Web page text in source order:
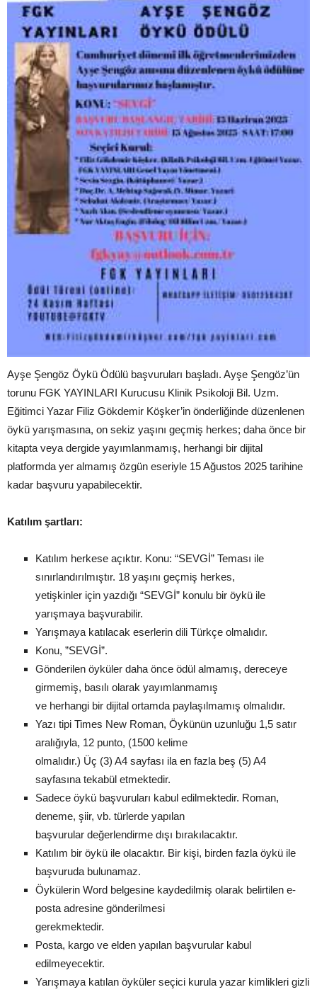
Ayşe Şengöz Öykü Ödülü başvuruları başladı. Ayşe Şengöz’ün
torunu FGK YAYINLARI Kurucusu Klinik Psikoloji Bil. Uzm.
Eğitimci Yazar Filiz Gökdemir Köşker’in önderliğinde düzenlenen
öykü yarışmasına, on sekiz yaşını geçmiş herkes; daha önce bir
kitapta veya dergide yayımlanmamış, herhangi bir dijital
platformda yer almamış özgün eseriyle 15 Ağustos 2025 tarihine
kadar başvuru yapabilecektir.
Katılım şartları:
Katılım herkese açıktır. Konu: “SEVGİ” Teması ile
sınırlandırılmıştır. 18 yaşını geçmiş herkes,
yetişkinler için yazdığı “SEVGİ” konulu bir öykü ile
yarışmaya başvurabilir.
Yarışmaya katılacak eserlerin dili Türkçe olmalıdır.
Konu, ”SEVGİ”.
Gönderilen öyküler daha önce ödül almamış, dereceye
girmemiş, basılı olarak yayımlanmamış
ve herhangi bir dijital ortamda paylaşılmamış olmalıdır.
Yazı tipi Times New Roman, Öykünün uzunluğu 1,5 satır
aralığıyla, 12 punto, (1500 kelime
olmalıdır.) Üç (3) A4 sayfası ila en fazla beş (5) A4
sayfasına tekabül etmektedir.
Sadece öykü başvuruları kabul edilmektedir. Roman,
deneme, şiir, vb. türlerde yapılan
başvurular değerlendirme dışı bırakılacaktır.
Katılım bir öykü ile olacaktır. Bir kişi, birden fazla öykü ile
başvuruda bulunamaz.
Öykülerin Word belgesine kaydedilmiş olarak belirtilen e-
posta adresine gönderilmesi
gerekmektedir.
Posta, kargo ve elden yapılan başvurular kabul
edilmeyecektir.
Yarışmaya katılan öyküler seçici kurula yazar kimlikleri gizli